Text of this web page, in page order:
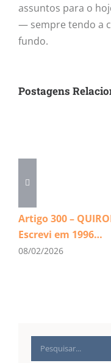
assuntos para o
— sempre tendo a
fundo.
Postagens
Artigo 300 –
Escrevi em 1996…
08/02/2026
Buscar
resultados